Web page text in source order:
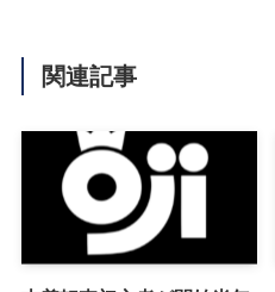
関連記事